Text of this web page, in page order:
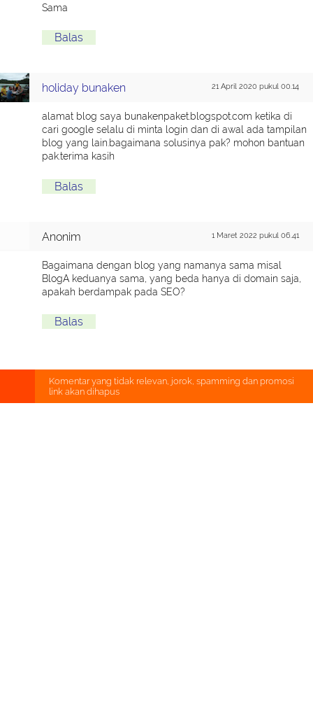
Sama
Balas
holiday bunaken 21 April 2020 pukul 00.14
alamat blog saya bunakenpaket.blogspot.com ketika di
cari google selalu di minta login dan di awal ada tampilan
blog yang lain.bagaimana solusinya pak? mohon bantuan
pak.terima kasih
Balas
Anonim 1 Maret 2022 pukul 06.41
Bagaimana dengan blog yang namanya sama misal
BlogA keduanya sama, yang beda hanya di domain saja,
apakah berdampak pada SEO?
Balas
Komentar yang tidak relevan, jorok, spamming dan promosi
link akan dihapus